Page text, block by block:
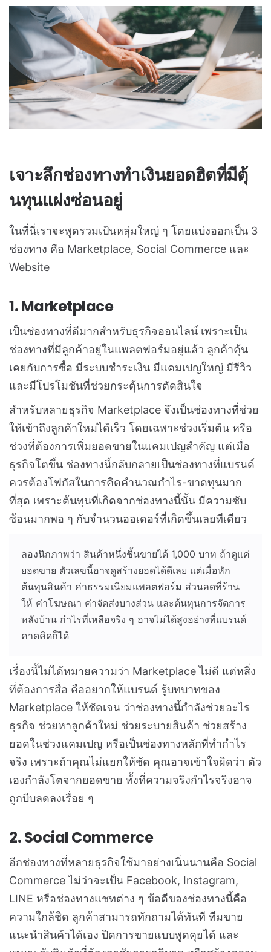
เจาะลึกช่องทางทำเงินยอดฮิตที่มีตุ้
นทุนแฝงซ่อนอยู่
ในที่นี่เราจะพูดรวมเป้นหลุ่มใหญ่ ๆ โดยแบ่งออกเป็น 3
ช่องทาง คือ Marketplace, Social Commerce และ
Website
1. Marketplace
เป็นช่องทางที่ดีมากสำหรับธุรกิจออนไลน์ เพราะเป็น
ช่องทางที่มีลูกค้าอยู่ในแพลตฟอร์มอยู่แล้ว ลูกค้าคุ้น
เคยกับการซื้อ มีระบบชำระเงิน มีแคมเปญใหญ่ มีรีวิว
และมีโปรโมชันที่ช่วยกระตุ้นการตัดสินใจ
สำหรับหลายธุรกิจ Marketplace จึงเป็นช่องทางที่ช่วย
ให้เข้าถึงลูกค้าใหม่ได้เร็ว โดยเฉพาะช่วงเริ่มต้น หรือ
ช่วงที่ต้องการเพิ่มยอดขายในแคมเปญสำคัญ แต่เมื่อ
ธุรกิจโตขึ้น ช่องทางนี้กลับกลายเป็นช่องทางที่แบรนด์
ควรต้องโฟกัสในการคิดคำนวณกำไร-ขาดทุนมาก
ที่สุด เพราะต้นทุนที่เกิดจากช่องทางนี้นั้น มีความซับ
ซ้อนมากพอ ๆ กับจำนวนออเดอร์ที่เกิดขึ้นเลยทีเดียว
ลองนึกภาพว่า สินค้าหนึ่งชิ้นขายได้ 1,000 บาท ถ้าดูแค่
ยอดขาย ตัวเลขนี้อาจดูสร้างยอดได้ดีเลย แต่เมื่อหัก
ต้นทุนสินค้า ค่าธรรมเนียมแพลตฟอร์ม ส่วนลดที่ร้าน
ให้ ค่าโฆษณา ค่าจัดส่งบางส่วน และต้นทุนการจัดการ
หลังบ้าน กำไรที่เหลือจริง ๆ อาจไม่ได้สูงอย่างที่แบรนด์
คาดคิดก็ได้
เรื่องนี้ไม่ได้หมายความว่า Marketplace ไม่ดี แต่หสิ่ง
ที่ต้องการสื่อ คืออยากให้แบรนด์ รู้บทบาทของ
Marketplace ให้ชัดเจน ว่าช่องทางนี้กำลังช่วยอะไร
ธุรกิจ ช่วยหาลูกค้าใหม่ ช่วยระบายสินค้า ช่วยสร้าง
ยอดในช่วงแคมเปญ หรือเป็นช่องทางหลักที่ทำกำไร
จริง เพราะถ้าคุณไม่แยกให้ชัด คุณอาจเข้าใจผิดว่า ตัว
เองกำลังโตจากยอดขาย ทั้งที่ความจริงกำไรจริงอาจ
ถูกบีบลดลงเรื่อย ๆ
2. Social Commerce
อีกช่องทางที่หลายธุรกิจใช้มาอย่างเนิ่นนานคือ Social
Commerce ไม่ว่าจะเป็น Facebook, Instagram,
LINE หรือช่องทางแชทต่าง ๆ ข้อดีของช่องทางนี้คือ
ความใกล้ชิด ลูกค้าสามารถทักถามได้ทันที ทีมขาย
แนะนำสินค้าได้เอง ปิดการขายแบบพูดคุยได้ และ